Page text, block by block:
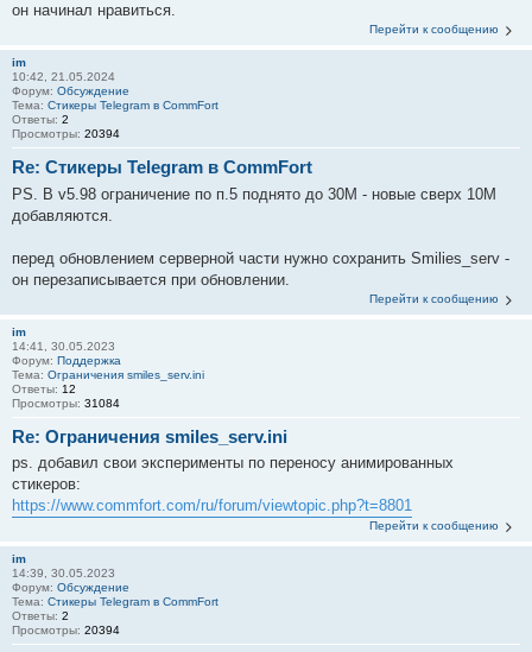
он начинал нравиться.
Перейти к сообщению
im
10:42, 21.05.2024
Форум: Обсуждение
Тема: Стикеры Telegram в CommFort
Ответы: 2
Просмотры: 20394
Re: Стикеры Telegram в CommFort
PS. В v5.98 ограничение по п.5 поднято до 30M - новые сверх 10M
добавляются.
перед обновлением серверной части нужно сохранить Smilies_serv -
он перезаписывается при обновлении.
Перейти к сообщению
im
14:41, 30.05.2023
Форум: Поддержка
Тема: Ограничения smiles_serv.ini
Ответы: 12
Просмотры: 31084
Re: Ограничения smiles_serv.ini
ps. добавил свои эксперименты по переносу анимированных
стикеров:
https://www.commfort.com/ru/forum/viewtopic.php?t=8801
Перейти к сообщению
im
14:39, 30.05.2023
Форум: Обсуждение
Тема: Стикеры Telegram в CommFort
Ответы: 2
Просмотры: 20394